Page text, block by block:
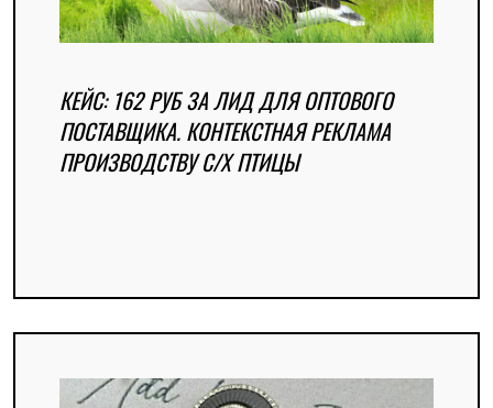
КЕЙС: 162 РУБ ЗА ЛИД ДЛЯ ОПТОВОГО
ПОСТАВЩИКА. КОНТЕКСТНАЯ РЕКЛАМА
ПРОИЗВОДСТВУ С/Х ПТИЦЫ